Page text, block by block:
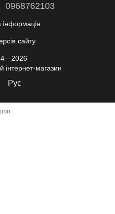
0968762103
інформація
сайту
інтернет-магазин
Рус